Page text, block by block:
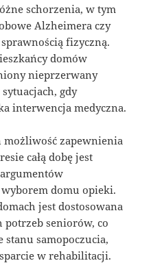
schorzenia, w tym
Alzheimera czy
fizyczną.
domów
nieprzerwany
gdy
interwencja medyczna.
zapewnienia
całą dobę jest
domu opieki.
jest dostosowana
seniorów, co
samopoczucia,
w rehabilitacji.